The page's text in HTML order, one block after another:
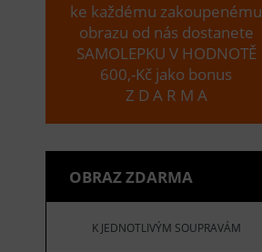
ke každému zakoupenému
obrazu od nás dostanete
SAMOLEPKU V HODNOTĚ
600,-Kč jako bonus
Z D A R M A
OBRAZ ZDARMA
K JEDNOTLIVÝM SOUPRAVÁM